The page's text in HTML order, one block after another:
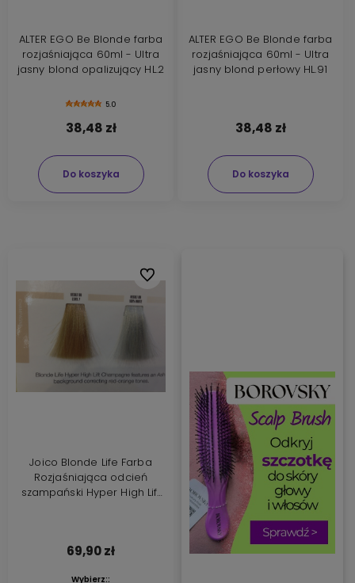
ALTER EGO Be Blonde farba
rozjaśniająca 60ml - Ultra
jasny blond opalizujący HL.2
5.0
38,48 zł
Do koszyka
ALTER EGO Be Blonde farba
rozjaśniająca 60ml - Ultra
jasny blond perłowy HL.91
38,48 zł
Do koszyka
Joico Blonde Life Farba
Rozjaśniająca odcień
szampański Hyper High Lift
69,90 zł
Wybierz::
Do ulubionych